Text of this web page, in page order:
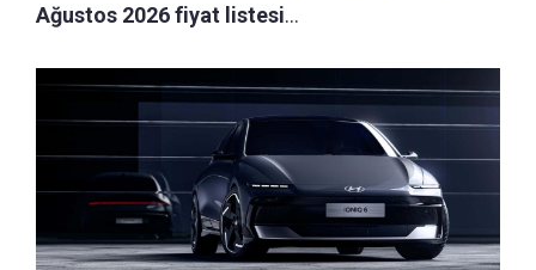
Ağustos 2026 fiyat listesi...